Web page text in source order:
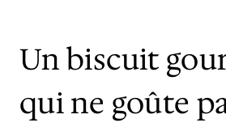
Un biscuit
qui ne goûte